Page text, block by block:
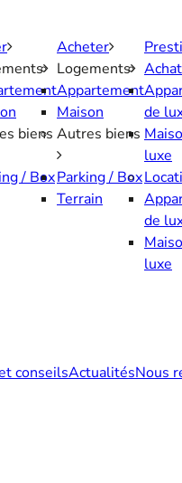
biens
/ Box
Acheter
Logements
Appartement
Maison
Autres biens
Parking / Box
Terrain
Achat
de
luxe
de
luxe
conseilsActualitésNous